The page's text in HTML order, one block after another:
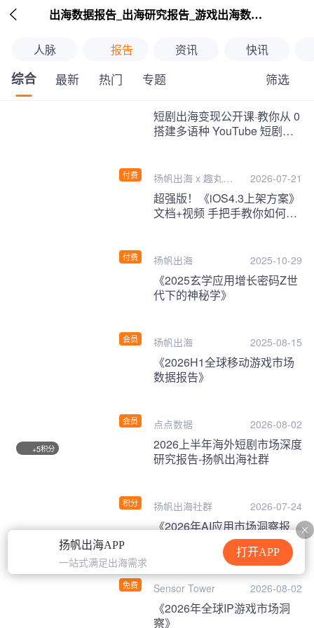
扬帆出海APP
一站式满足出海需求
打开APP
 出海数据报告_出海研究报告_游戏出海数据报告_海外趋势分析-扬帆出海
人脉 报告 资讯 快讯
综合 最新 热门 专题 筛选
继续下拉刷新
付费
短剧出海变现公开课·教你从 0
搭建多语种 YouTube 短剧频
扬帆出海 x 趣丸千 2026-07-21
付费
超强版！《iOS4.3上架方案》
文档+视频 手把手教你如何一
扬帆出海 2025-10-29
会员
《2025玄学应用增长密码Z世
代下的神秘学》
扬帆出海 2025-08-15
会员
《2026H1全球移动游戏市场
数据报告》
点点数据 2026-08-02
+5积分
积分
2026上半年海外短剧市场深度
研究报告-扬帆出海社群
扬帆出海社群 2026-07-24
免费
《2026年AI应用市场洞察报
Sensor Tower 2026-08-02
《2026年全球IP游戏市场洞
察》